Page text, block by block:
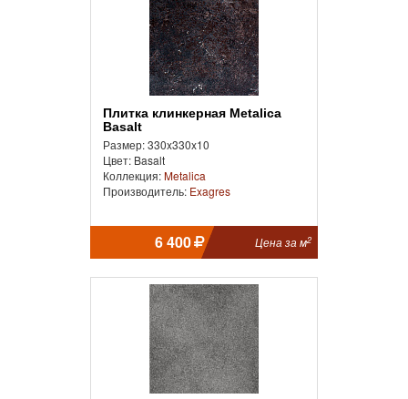
Плитка клинкерная Metalica
Basalt
Размер: 330x330x10
Цвет: Basalt
Коллекция:Metalica
Производитель: Exagres
6 400 Цена за м2